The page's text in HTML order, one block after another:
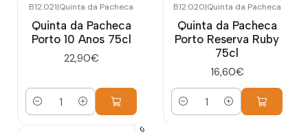
B12.021|Quinta da Pacheca
Quinta da Pacheca
Porto 10 Anos 75cl
22,90€
Quantidade
B12.020|Quinta da Pacheca
Quinta da Pacheca
Porto Reserva Ruby
75cl
16,60€
Quantidade